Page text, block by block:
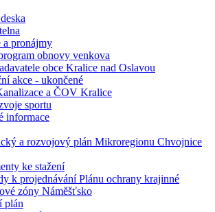
a pronájmy
obnovy venkova
obce Kralice nad Oslavou
akce - ukončené
a ČOV Kralice
sportu
informace
a rozvojový plán Mikroregionu Chvojnice
ke stažení
k projednávání Plánu ochrany krajinné
zóny Náměšťsko
plán